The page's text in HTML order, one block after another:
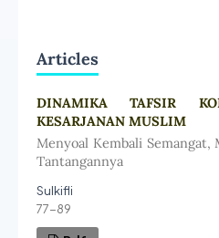
Articles
DINAMIKA TAFSIR
KESARJANAN MUSLIM
Menyoal Kembali Semangat,
Tantangannya
Sulkifli
77-89